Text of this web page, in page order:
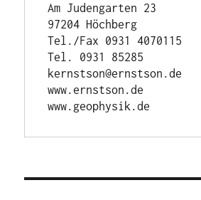
Am Judengarten 23
97204 Höchberg
Tel./Fax 0931 4070115
Tel. 0931 85285
kernstson@ernstson.de
www.ernstson.de
www.geophysik.de